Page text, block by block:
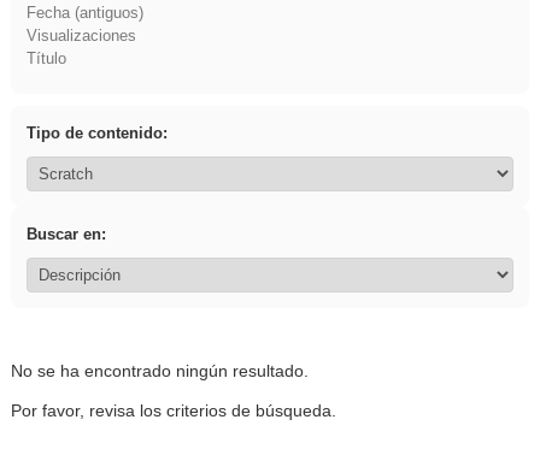
Fecha (antiguos)
Visualizaciones
Título
Tipo de contenido:
Buscar en:
No se ha encontrado ningún resultado.
Por favor, revisa los criterios de búsqueda.